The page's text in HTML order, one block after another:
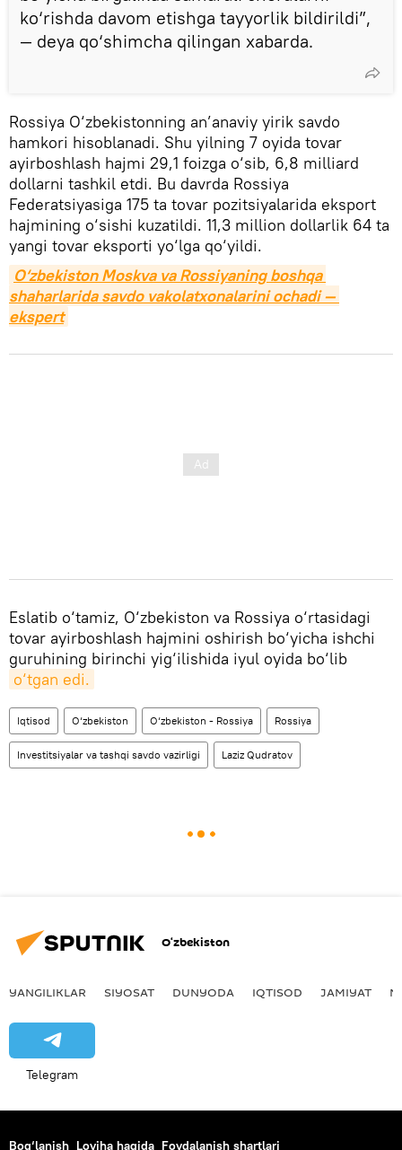
ko‘rishda davom etishga tayyorlik bildirildi”,
— deya qo‘shimcha qilingan xabarda.
Rossiya O‘zbekistonning an’anaviy yirik savdo
hamkori hisoblanadi. Shu yilning 7 oyida tovar
ayirboshlash hajmi 29,1 foizga o‘sib, 6,8 milliard
dollarni tashkil etdi. Bu davrda Rossiya
Federatsiyasiga 175 ta tovar pozitsiyalarida eksport
hajmining o‘sishi kuzatildi. 11,3 million dollarlik 64 ta
yangi tovar eksporti yo‘lga qo‘yildi.
O‘zbekiston Moskva va Rossiyaning boshqa
shaharlarida savdo vakolatxonalarini ochadi —
ekspert
Eslatib o‘tamiz, O‘zbekiston va Rossiya o‘rtasidagi
tovar ayirboshlash hajmini oshirish bo‘yicha ishchi
guruhining birinchi yig‘ilishida iyul oyida bo‘lib
o‘tgan edi.
Iqtisod O‘zbekiston O‘zbekiston - Rossiya Rossiya
Investitsiyalar va tashqi savdo vazirligi Laziz Qudratov
O‘zbekiston
YANGILIKLAR SIYOSAT DUNYODA IQTISOD JAMIYAT
Telegram
Bog‘lanish Loyiha haqida Foydalanish shartlari